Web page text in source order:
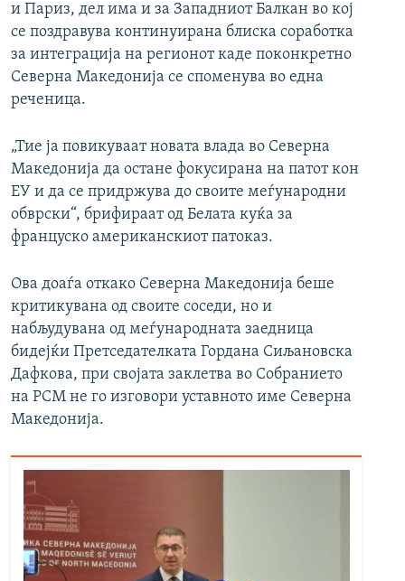
и Париз, дел има и за Западниот Балкан во кој
се поздравува континуирана блиска соработка
за интеграција на регионот каде поконкретно
Северна Македонија се споменува во една
реченица.
„Тие ја повикуваат новата влада во Северна
Македонија да остане фокусирана на патот кон
ЕУ и да се придржува до своите меѓународни
обврски“, брифираат од Белата куќа за
француско американскиот патоказ.
Ова доаѓа откако Северна Македонија беше
критикувана од своите соседи, но и
набљудувана од меѓународната заедница
бидејќи Претседателката Гордана Сиљановска
Дафкова, при својата заклетва во Собранието
на РСМ не го изговори уставното име Северна
Македонија.